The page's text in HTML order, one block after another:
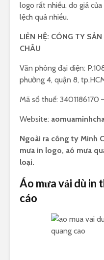
logo rất nhiều. do giá
lệch quá nhiều.
LIÊN HỆ: CÔNG TY
CHÂU
Văn phòng đại diện:
phường 4, quận 8,
Mã số thuế: 3401186170
Website:
Ngoài ra công ty Minh
mưa in logo, aó mưa
loại.
Áo mưa vải dù in
cáo